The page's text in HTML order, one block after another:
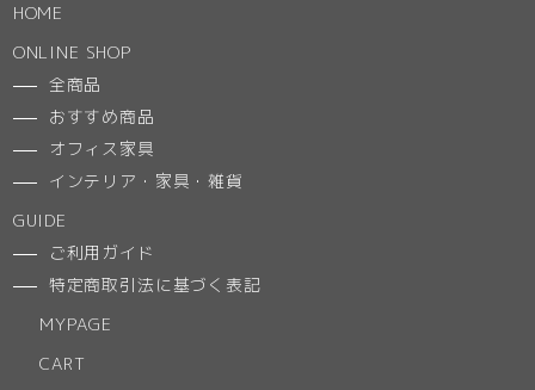
HOME
ONLINE SHOP
全商品
おすすめ商品
オフィス家具
インテリア・家具・雑貨
GUIDE
ご利用ガイド
特定商取引法に基づく表記
MYPAGE
CART